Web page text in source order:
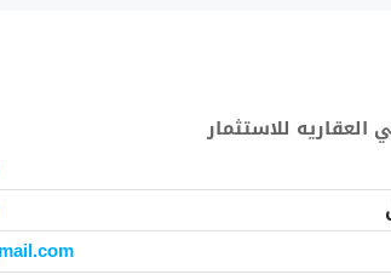
العقاريه للاستثمار